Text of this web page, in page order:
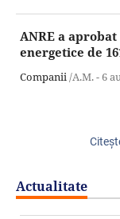
ANRE a
energetice de
Companii /A.M. -6
Actualitate